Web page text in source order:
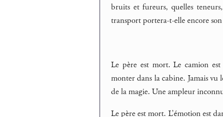
bruits et fureurs, quelles
transport portera-t-elle encore
Le père est mort. Le camion
monter dans la cabine. Jamais vu
de la magie. Une ampleur
Le père est mort. L’émotion est